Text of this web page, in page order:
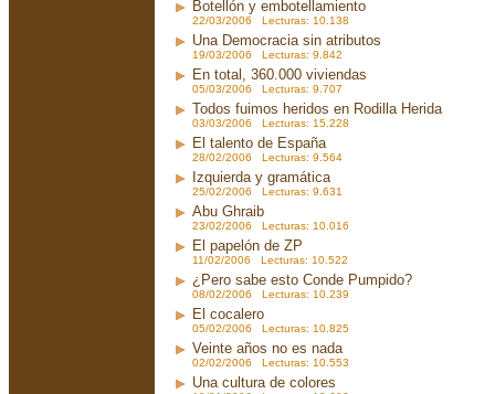
Botellón y embotellamiento
22/03/2006 Lecturas: 10.138
Una Democracia sin atributos
19/03/2006 Lecturas: 9.842
En total, 360.000 viviendas
05/03/2006 Lecturas: 9.707
Todos fuimos heridos en Rodilla Herida
03/03/2006 Lecturas: 15.228
El talento de España
28/02/2006 Lecturas: 9.564
Izquierda y gramática
25/02/2006 Lecturas: 9.631
Abu Ghraib
23/02/2006 Lecturas: 10.016
El papelón de ZP
11/02/2006 Lecturas: 10.522
¿Pero sabe esto Conde Pumpido?
08/02/2006 Lecturas: 10.239
El cocalero
05/02/2006 Lecturas: 10.825
Veinte años no es nada
02/02/2006 Lecturas: 10.553
Una cultura de colores